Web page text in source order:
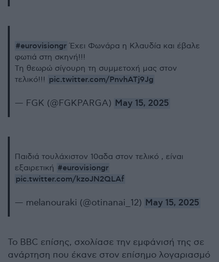
#eurovisiongr Έχει Φωνάρα η Κλαυδία και έβαλε
φωτιά στη σκηνή!!!
Τη θεωρώ σίγουρη τη συμμετοχή μας στον
τελικό!!! pic.twitter.com/PnvhATj9Jg
— FGK (@FGKPARGA) May 15, 2025
Παιδιά τουλάχιστον 10αδα στον τελικό , είναι
εξαιρετική #eurovisiongr
pic.twitter.com/kzoJN2QLAf
— melanouraki (@otinanai_12) May 15, 2025
Το BBC επίσης, σχολίασε την εμφάνισή της σε
ανάρτηση που έκανε στον επίσημο λογαριασμό